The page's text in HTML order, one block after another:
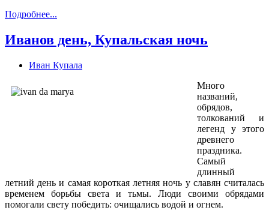
Подробнее...
Иванов день, Купальская ночь
Иван Купала
Много
названий,
обрядов,
толкований и
легенд у этого
древнего
праздника.
Самый
длинный
летний день и самая короткая летняя ночь у славян считалась
временем борьбы света и тьмы. Люди своими обрядами
помогали свету победить: очищались водой и огнем.